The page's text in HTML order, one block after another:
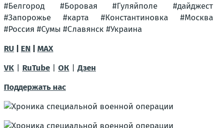
#Белгород #Боровая #Гуляйполе #дайджест
#Запорожье #карта #Константиновка #Москва
#Россия #Сумы #Славянск #Украина
RU
EN
MAX
VK
RuTube ОК |Дзен
Поддержать нас